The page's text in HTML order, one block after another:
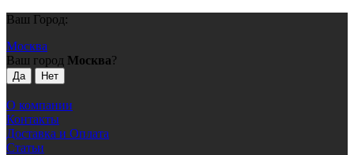
Ваш Город:
Москва
Ваш город Москва?
О компании
Контакты
Доставка и Оплата
Статьи